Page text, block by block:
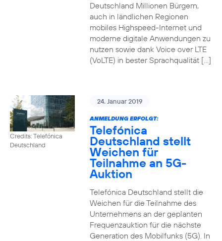
Deutschland Millionen Bürgern,
auch in ländlichen Regionen
mobiles Highspeed-Internet und
moderne digitale Anwendungen zu
nutzen sowie dank Voice over LTE
(VoLTE) in bester Sprachqualität […]
Credits: Telefónica
Deutschland
24. Januar 2019
ANMELDUNG ERFOLGT:
Telefónica
Deutschland stellt
Weichen für
Teilnahme an 5G-
Auktion
Telefónica Deutschland stellt die
Weichen für die Teilnahme des
Unternehmens an der geplanten
Frequenzauktion für die nächste
Generation des Mobilfunks (5G). In